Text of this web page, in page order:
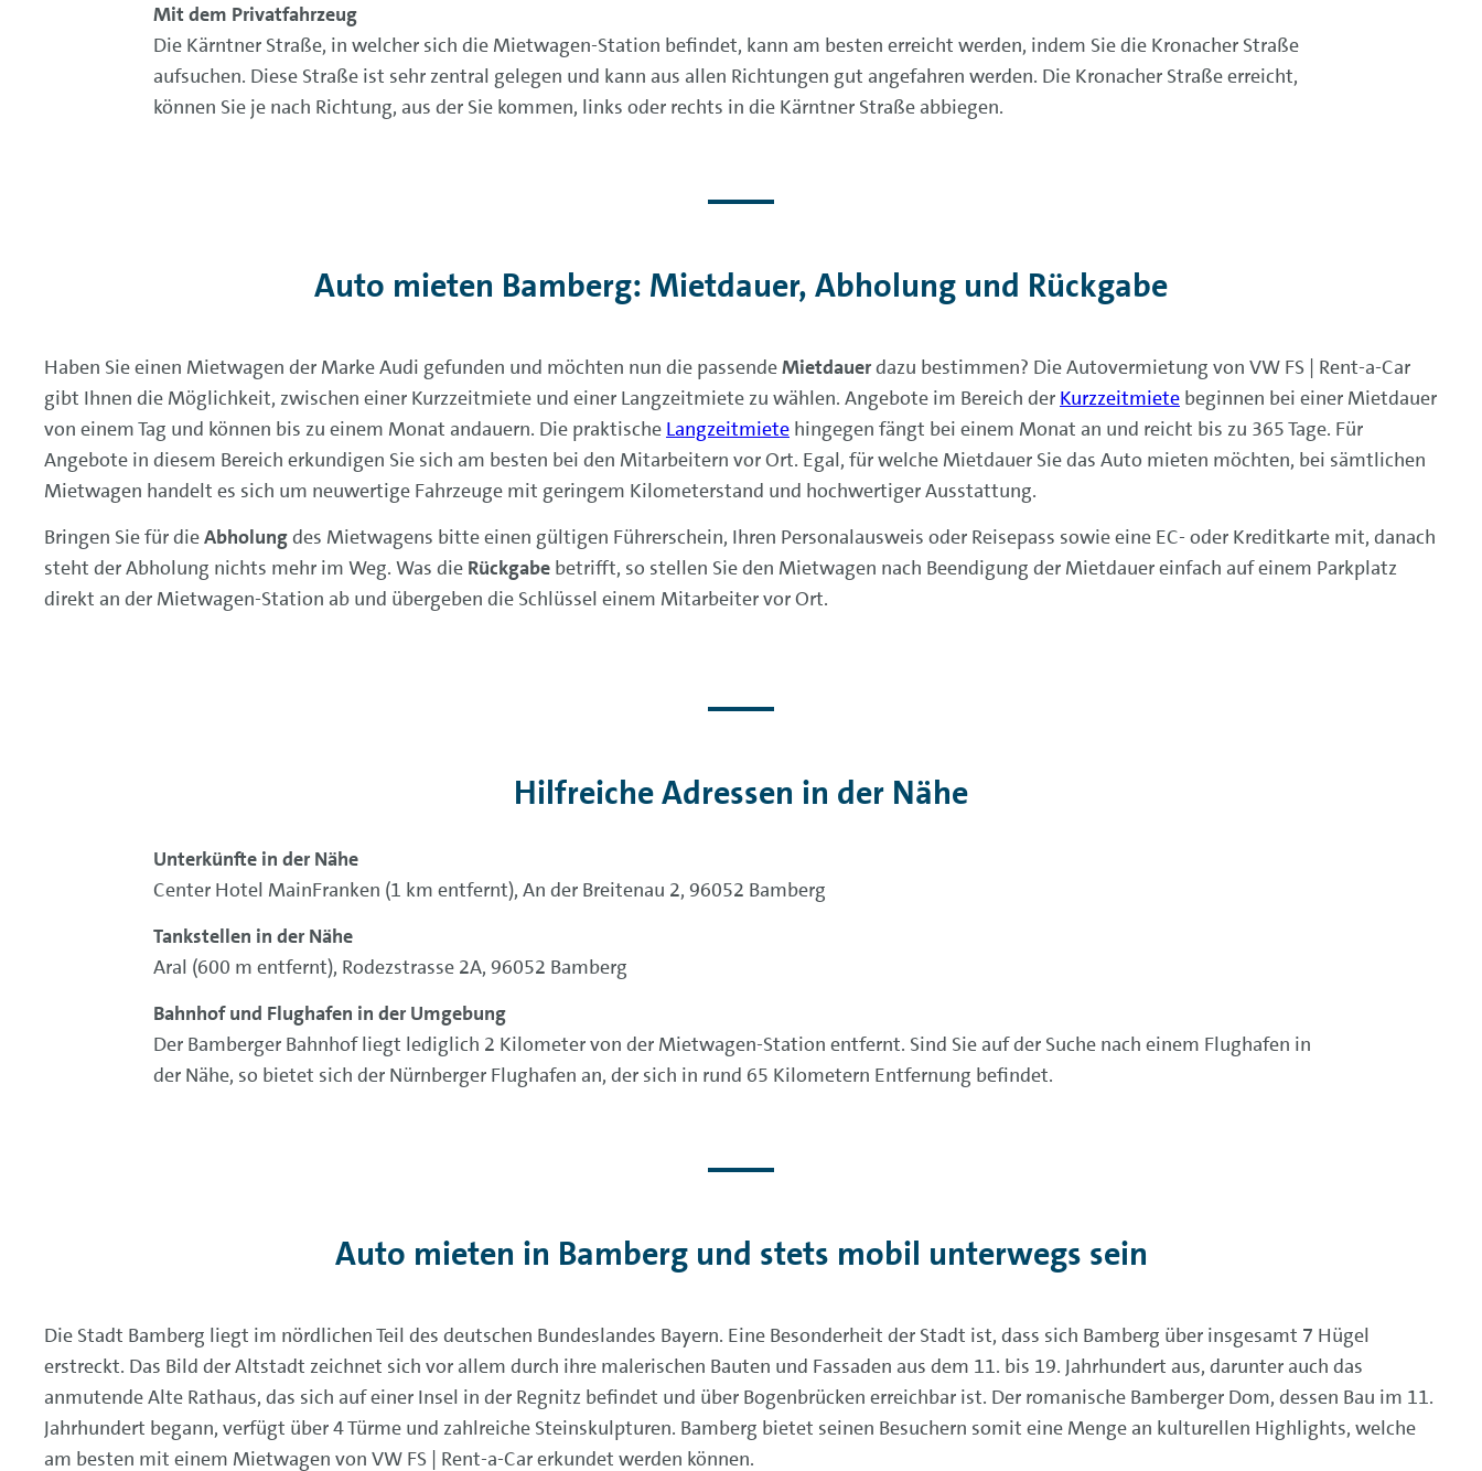
Mit dem Privatfahrzeug
Die Kärntner Straße, in welcher sich die Mietwagen-Station befindet, kann am besten erreicht werden, indem Sie die Kronacher Straße
aufsuchen. Diese Straße ist sehr zentral gelegen und kann aus allen Richtungen gut angefahren werden. Die Kronacher Straße erreicht,
können Sie je nach Richtung, aus der Sie kommen, links oder rechts in die Kärntner Straße abbiegen.
Auto mieten Bamberg: Mietdauer, Abholung und Rückgabe
Haben Sie einen Mietwagen der Marke Audi gefunden und möchten nun die passendeMietdauerdazu bestimmen? Die Autovermietung von VW FS | Rent-a-Car
gibt Ihnen die Möglichkeit, zwischen einer Kurzzeitmiete und einer Langzeitmiete zu wählen. Angebote im Bereich der Kurzzeitmiete beginnen bei einer Mietdauer
von einem Tag und können bis zu einem Monat andauern. Die praktische Langzeitmiete hingegen fängt bei einem Monat an und reicht bis zu 365 Tage. Für
Angebote in diesem Bereich erkundigen Sie sich am besten bei den Mitarbeitern vor Ort. Egal, für welche Mietdauer Sie das Auto mieten möchten, bei sämtlichen
Mietwagen handelt es sich um neuwertige Fahrzeuge mit geringem Kilometerstand und hochwertiger Ausstattung.
Bringen Sie für dieAbholungdes Mietwagens bitte einen gültigen Führerschein, Ihren Personalausweis oder Reisepass sowie eine EC- oder Kreditkarte mit, danach
steht der Abholung nichts mehr im Weg. Was die Rückgabe betrifft, so stellen Sie den Mietwagen nach Beendigung der Mietdauer einfach auf einem Parkplatz
direkt an der Mietwagen-Station ab und übergeben die Schlüssel einem Mitarbeiter vor Ort.
Hilfreiche Adressen in der Nähe
Unterkünfte in der Nähe
Center Hotel MainFranken (1 km entfernt), An der Breitenau 2, 96052 Bamberg
Tankstellen in der Nähe
Aral (600 m entfernt), Rodezstrasse 2A, 96052 Bamberg
Bahnhof und Flughafen in der Umgebung
Der Bamberger Bahnhof liegt lediglich 2 Kilometer von der Mietwagen-Station entfernt. Sind Sie auf der Suche nach einem Flughafen in
der Nähe, so bietet sich der Nürnberger Flughafen an, der sich in rund 65 Kilometern Entfernung befindet.
Auto mieten in Bamberg und stets mobil unterwegs sein
Die Stadt Bamberg liegt im nördlichen Teil des deutschen Bundeslandes Bayern. Eine Besonderheit der Stadt ist, dass sich Bamberg über insgesamt 7 Hügel
erstreckt. Das Bild der Altstadt zeichnet sich vor allem durch ihre malerischen Bauten und Fassaden aus dem 11. bis 19. Jahrhundert aus, darunter auch das
anmutende Alte Rathaus, das sich auf einer Insel in der Regnitz befindet und über Bogenbrücken erreichbar ist. Der romanische Bamberger Dom, dessen Bau im 11.
Jahrhundert begann, verfügt über 4 Türme und zahlreiche Steinskulpturen. Bamberg bietet seinen Besuchern somit eine Menge an kulturellen Highlights, welche
am besten mit einem Mietwagen von VW FS | Rent-a-Car erkundet werden können.